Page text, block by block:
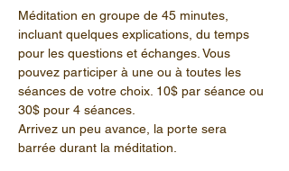
Méditation en groupe de 45 minutes,
incluant quelques explications, du temps
pour les questions et échanges. Vous
pouvez participer à une ou à toutes les
séances de votre choix. 10$ par séance ou
30$ pour 4 séances.
Arrivez un peu avance, la porte sera
barrée durant la méditation.